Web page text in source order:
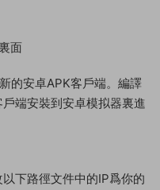
面
的安卓APK客戶端。編譯
端安裝到安卓模拟器裏進
下路徑文件中的IP爲你的